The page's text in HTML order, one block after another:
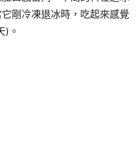
剛冷凍退冰時，吃起來感覺
)。